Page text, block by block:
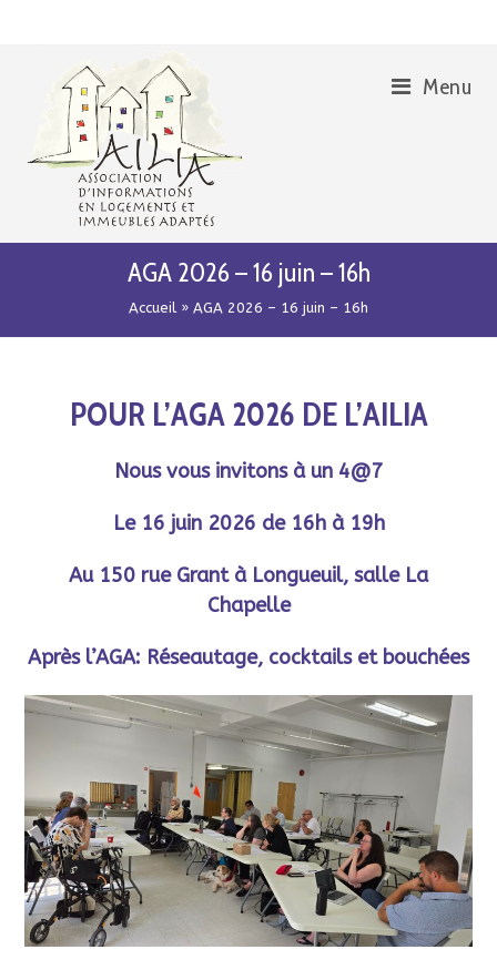
Content
navigation
Menu
AGA 2026 – 16 juin – 16h
Accueil» AGA 2026 – 16 juin – 16h
POUR L’AGA 2026 DE L’AILIA
Nous vous invitons à un 4@7
Le 16 juin 2026 de 16h à 19h
Au 150 rue Grant à Longueuil, salle La
Chapelle
Après l’AGA: Réseautage, cocktails et bouchées